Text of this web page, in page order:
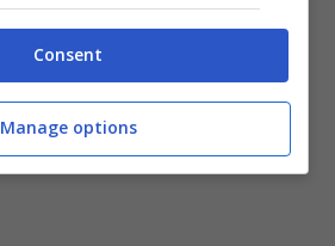
Consent
Manage options